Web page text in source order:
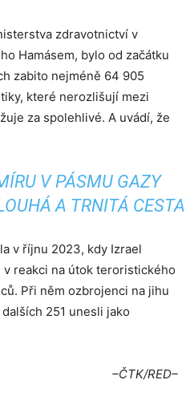
zdravotnictví v
Hamásem, bylo od začátku
zabito nejméně 64 905
které nerozlišují mezi
za spolehlivé. A uvádí, že
V PÁSMU GAZY
A TRNITÁ CESTA
v říjnu 2023, kdy Izrael
reakci na útok teroristického
Při něm ozbrojenci na jihu
251 unesli jako
–ČTK/RED–